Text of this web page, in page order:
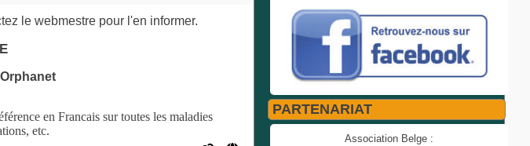
le webmestre pour l'en informer.
en Francais sur toutes les maladies
etc.
PARTENARIAT
Association Belge :